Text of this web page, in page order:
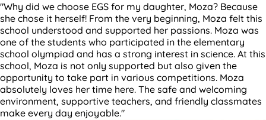
"Why did we choose EGS for my daughter, Moza? Because
she chose it herself! From the very beginning, Moza felt this
school understood and supported her passions. Moza was
one of the students who participated in the elementary
school olympiad and has a strong interest in science. At this
school, Moza is not only supported but also given the
opportunity to take part in various competitions. Moza
absolutely loves her time here. The safe and welcoming
environment, supportive teachers, and friendly classmates
make every day enjoyable."